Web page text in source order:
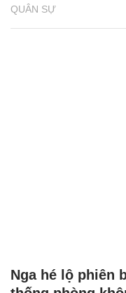
QUÂN SỰ
Nga hé lộ phiên